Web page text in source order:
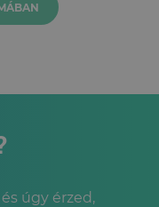
úgy érzed,